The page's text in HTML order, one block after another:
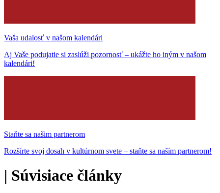
Vaša udalosť v našom kalendári
Aj Vaše podujatie si zaslúži pozornosť – ukážte ho iným v našom
kalendári!
Staňte sa našim partnerom
Rozšírte svoj dosah v kultúrnom svete – staňte sa naším partnerom!
| Súvisiace články